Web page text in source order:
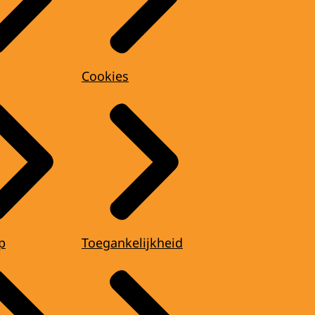
Cookies
Toegankelijkheid